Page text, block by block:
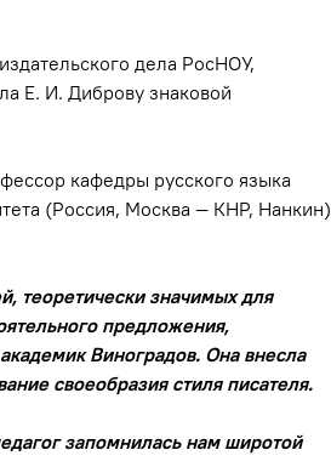
дела РосНОУ,
Е. И. Диброву знаковой
кафедры русского языка
(Россия, Москва — КНР, Нанкин)
теоретически значимых для
предложения,
Виноградов. Она внесла
своеобразия стиля писателя.
запомнилась нам широтой